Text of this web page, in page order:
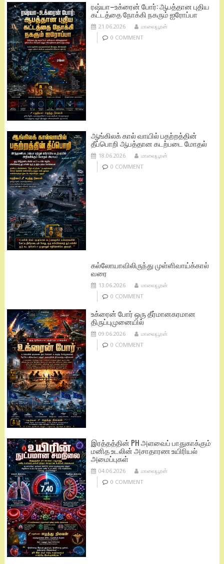
ரஷ்யா–உக்ரைன் போர்: ஆபத்தான புதிய
கட்டத்தை நோக்கி நகரும் ஐரோப்பா
21.06.2026
மாவையூரன்
0 COMMENT
ஆங்கிலக் கால் வாயில் பதற்றத்தின்
தீப்பொறி ஆபத்தான கடற்படை மோதல்
18.06.2026
மாவையூரன்
0 COMMENT
கல்லோயாவிலிருந்து முள்ளிவாய்க்கால்
வரை
13.06.2026
மாவையூரன்
0 COMMENT
உக்ரைன் போர் ஒரு தீர்மானகரமான
திருப்புமுனையில்
09.06.2026
மாவையூரன்
0 COMMENT
இரத்தத்தின் PH அளவைப் பாதுகாக்கும்
மனித உடலின் அசாதாரண உயிரியல்
அமைப்புகள்
04.06.2026
மாவையூரன்
0 COMMENT